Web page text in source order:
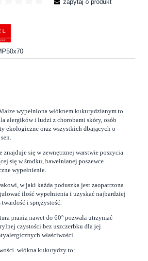
zapytaj o produkt
wypełniona włóknem kukurydzianym to
alergików i ludzi z chorobami skóry, osób
ekologiczne oraz wszystkich dbających o
znajduje się w zewnętrznej warstwie poszycia
się w środku, bawełnianej poszewce
wypełnienie.
w jaki każda poduszka jest zaopatrzona
ilość wypełnienia i uzyskać najbardziej
i sprężystość.
prania nawet do 60° pozwala utrzymać
czystości bez uszczerbku dla jej
właściwości.
włókna kukurydzy to: